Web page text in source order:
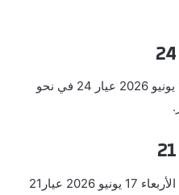
سجل سعر الذهب اليوم الأربعاء 17 يونيو 2026 عيار 24 في نحو
الأربعاء 17 يونيو 2026 عيار21